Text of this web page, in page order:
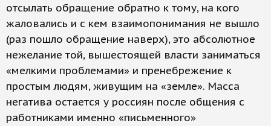
отсылать обращение обратно к тому, на кого
жаловались и с кем взаимопонимания не вышло
(раз пошло обращение наверх), это абсолютное
нежелание той, вышестоящей власти заниматься
«мелкими проблемами» и пренебрежение к
простым людям, живущим на «земле». Масса
негатива остается у россиян после общения с
работниками именно «письменного»